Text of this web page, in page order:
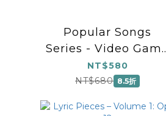
Popular Songs
Series - Video
Hits for Easy Piano
NT$580
NT$680 8.5折